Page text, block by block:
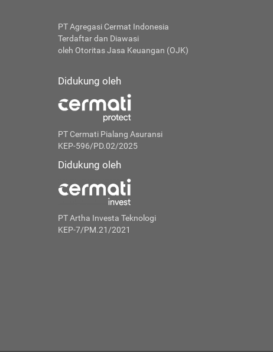
PT Agregasi Cermat Indonesia
Terdaftar dan Diawasi
oleh Otoritas Jasa Keuangan (OJK)
Didukung oleh
PT Cermati Pialang Asuransi
KEP-596/PD.02/2025
Didukung oleh
PT Artha Investa Teknologi
KEP-7/PM.21/2021